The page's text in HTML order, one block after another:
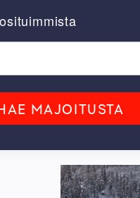
MAJOITUSTA